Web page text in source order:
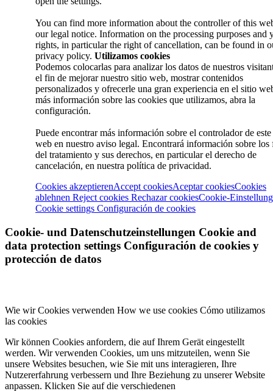
You can find more information about the controller of this
our legal notice. Information on the processing purposes and
rights, in particular the right of cancellation, can be found in
privacy policy. Utilizamos cookies
Podemos colocarlas para analizar los datos de nuestros
el fin de mejorar nuestro sitio web, mostrar contenidos
personalizados y ofrecerle una gran experiencia en el sitio
más información sobre las cookies que utilizamos, abra la
configuración.
Puede encontrar más información sobre el controlador de
web en nuestro aviso legal. Encontrará información sobre los
del tratamiento y sus derechos, en particular el derecho de
cancelación, en nuestra política de privacidad.
Cookies akzeptierenAccept cookiesAceptar cookiesCookies
ablehnen Reject cookies Rechazar cookiesCookie-
Cookie settings Configuración de cookies
Cookie- und Datenschutzeinstellungen Cookie and
data protection settings Configuración de cookies y
protección de datos
Wie wir Cookies verwenden How we use cookies Cómo utilizamos
las cookies
Wir können Cookies anfordern, die auf Ihrem Gerät eingestellt
werden. Wir verwenden Cookies, um uns mitzuteilen, wenn Sie
unsere Websites besuchen, wie Sie mit uns interagieren, Ihre
Nutzererfahrung verbessern und Ihre Beziehung zu unserer Website
anpassen. Klicken Sie auf die verschiedenen